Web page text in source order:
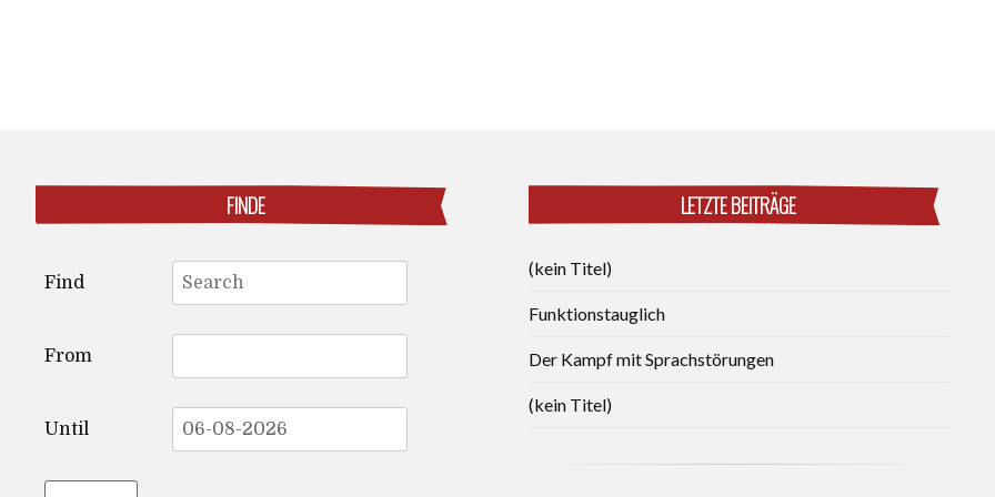
FINDE
for:
Find
From
Until
LETZTE BEITRÄGE
(kein Titel)
Funktionstauglich
Der Kampf mit Sprachstörungen
(kein Titel)